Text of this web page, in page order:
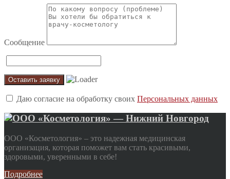
Сообщение
Даю согласие на обработку своих Персональных данных
ООО «Косметология» – это надежная медицинская
организация, которая поможет вам стать красивыми,
здоровыми, уверенными в себе!
Подробнее